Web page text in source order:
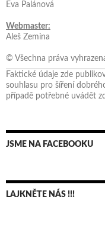
Eva Palánová
Webmaster:
Aleš Zemina
© Všechna práva
Faktické údaje zde
souhlasu pro šíření
případě potřebné uvádět
JSME NA FACEBOOKU
LAJKNĚTE NÁS !!!